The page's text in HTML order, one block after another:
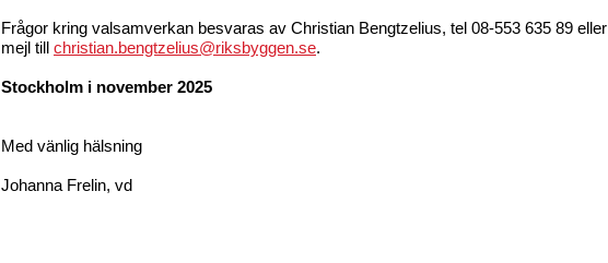
Frågor kring valsamverkan besvaras av Christian Bengtzelius, tel 08-553 635 89 eller
mejl till christian.bengtzelius@riksbyggen.se.
Stockholm i november 2025
Med vänlig hälsning
Johanna Frelin, vd